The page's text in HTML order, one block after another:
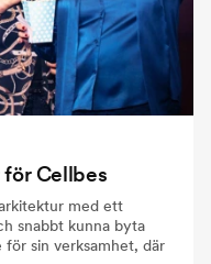
Cellbes
med ett
snabbt kunna byta
för sin verksamhet, där